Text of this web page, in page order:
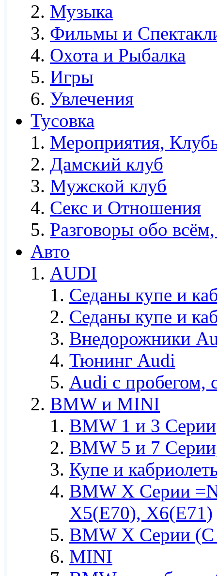
Музыка
Фильмы и
Охота и Рыбалка
Игры
Увлечения
Тусовка
Мероприятия,
Дамский клуб
Мужской клуб
Секс и Отношения
Разговоры обо
Авто
AUDI
Седаны купе и
Седаны купе и
Внедорожники
Тюнинг Audi
Audi c пробегом,
BMW и MINI
BMW 1 и 3 Серии
BMW 5 и 7
Купе и
BMW X Серии
X5(E70), X6(E71)
BMW X Серии (С
MINI